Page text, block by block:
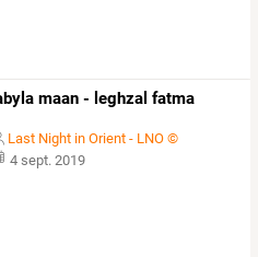
maan - leghzal fatma
Last Night in Orient - LNO ©
4 sept. 2019